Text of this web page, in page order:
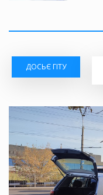
ДОСЬЄ ГІТУ